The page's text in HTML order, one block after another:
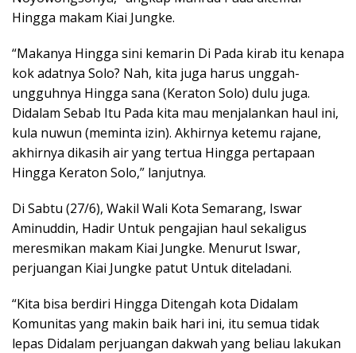
Hingga makam Kiai Jungke.
“Makanya Hingga sini kemarin Di Pada kirab itu kenapa
kok adatnya Solo? Nah, kita juga harus unggah-
ungguhnya Hingga sana (Keraton Solo) dulu juga.
Didalam Sebab Itu Pada kita mau menjalankan haul ini,
kula nuwun (meminta izin). Akhirnya ketemu rajane,
akhirnya dikasih air yang tertua Hingga pertapaan
Hingga Keraton Solo,” lanjutnya.
Di Sabtu (27/6), Wakil Wali Kota Semarang, Iswar
Aminuddin, Hadir Untuk pengajian haul sekaligus
meresmikan makam Kiai Jungke. Menurut Iswar,
perjuangan Kiai Jungke patut Untuk diteladani.
“Kita bisa berdiri Hingga Ditengah kota Didalam
Komunitas yang makin baik hari ini, itu semua tidak
lepas Didalam perjuangan dakwah yang beliau lakukan